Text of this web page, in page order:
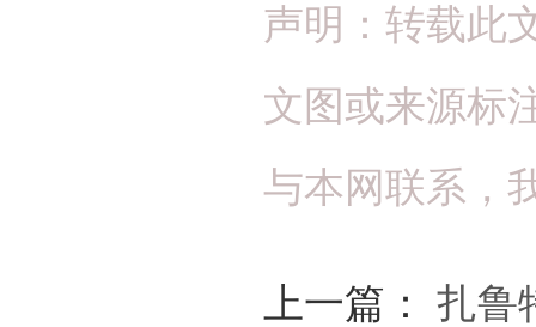
声明：转载此
文图或来源标
与本网联系，
上一篇： 扎鲁